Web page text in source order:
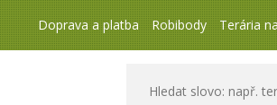
Doprava a platba Robibody Terária